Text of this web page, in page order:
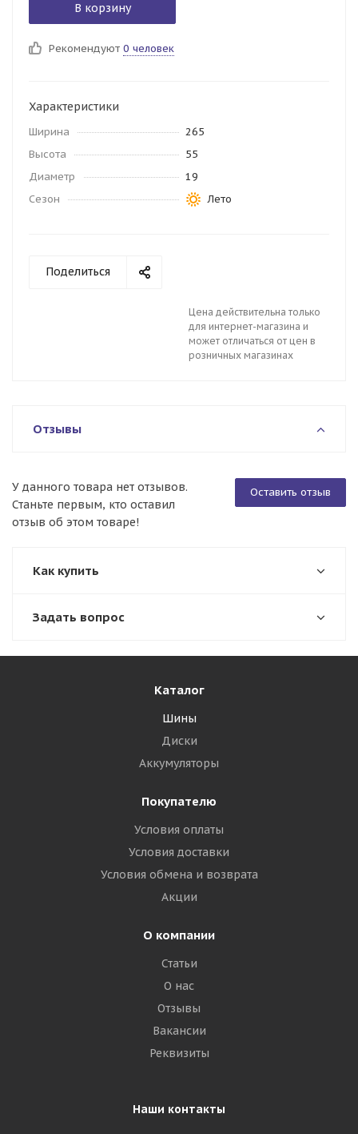
В корзину
Рекомендуют 0 человек
Характеристики
Ширина
265
Высота
55
Диаметр
19
Сезон
Лето
Поделиться
Цена действительна только
для интернет-магазина и
может отличаться от цен в
розничных магазинах
Отзывы
Оставить отзыв
У данного товара нет отзывов.
Станьте первым, кто оставил
отзыв об этом товаре!
Как купить
Задать вопрос
Каталог
Шины
Диски
Аккумуляторы
Покупателю
Условия оплаты
Условия доставки
Условия обмена и возврата
Акции
О компании
Статьи
О нас
Отзывы
Вакансии
Реквизиты
Наши контакты